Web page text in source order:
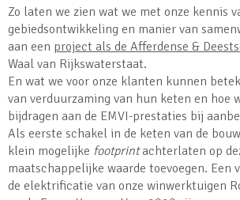
Zo laten we zien wat we met onze kennis
gebiedsontwikkeling en manier van
aan een project als de Afferdense &
Waal van Rijkswaterstaat.
En wat we voor onze klanten kunnen
van verduurzaming van hun keten en hoe
bijdragen aan de EMVI-prestaties bij
Als eerste schakel in de keten van de
klein mogelijke footprintachterlaten op
maatschappelijke waarde toevoegen. Een
de elektrificatie van onze winwerktuigen